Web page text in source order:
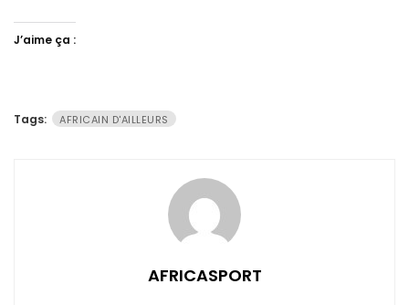
J’aime ça :
Tags: AFRICAIN D'AILLEURS
AFRICASPORT